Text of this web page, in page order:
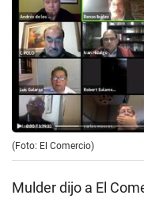
(Foto: El Comercio)
Mulder dijo a El